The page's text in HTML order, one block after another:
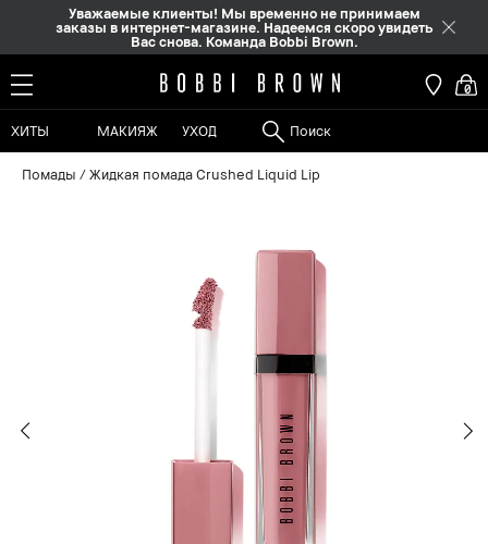
Уважаемые клиенты! Мы временно не принимаем
заказы в интернет-магазине. Надеемся скоро увидеть
Вас снова. Команда Bobbi Brown.
0
ХИТЫ МАКИЯЖ УХОД
Помады Жидкая помада Crushed Liquid Lip